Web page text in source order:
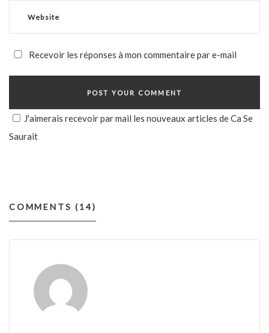
Recevoir les réponses à mon commentaire par e-mail
J'aimerais recevoir par mail les nouveaux articles de Ca Se
Saurait
COMMENTS (14)